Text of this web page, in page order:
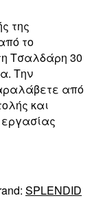
της
το
Τσαλδάρη 30
Την
από
και
SPLENDID